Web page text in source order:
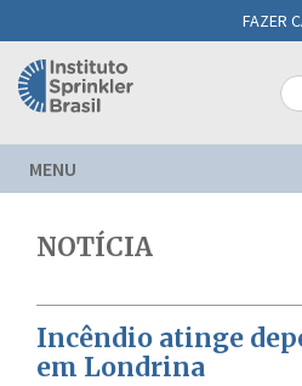
FAZER
NOTÍCIA
Incêndio atinge
em Londrina